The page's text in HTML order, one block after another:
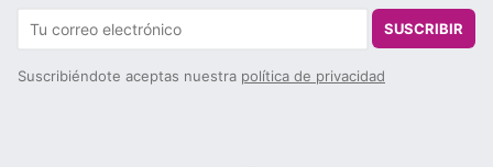
SUSCRIBIR
Suscribiéndote aceptas nuestra política de privacidad